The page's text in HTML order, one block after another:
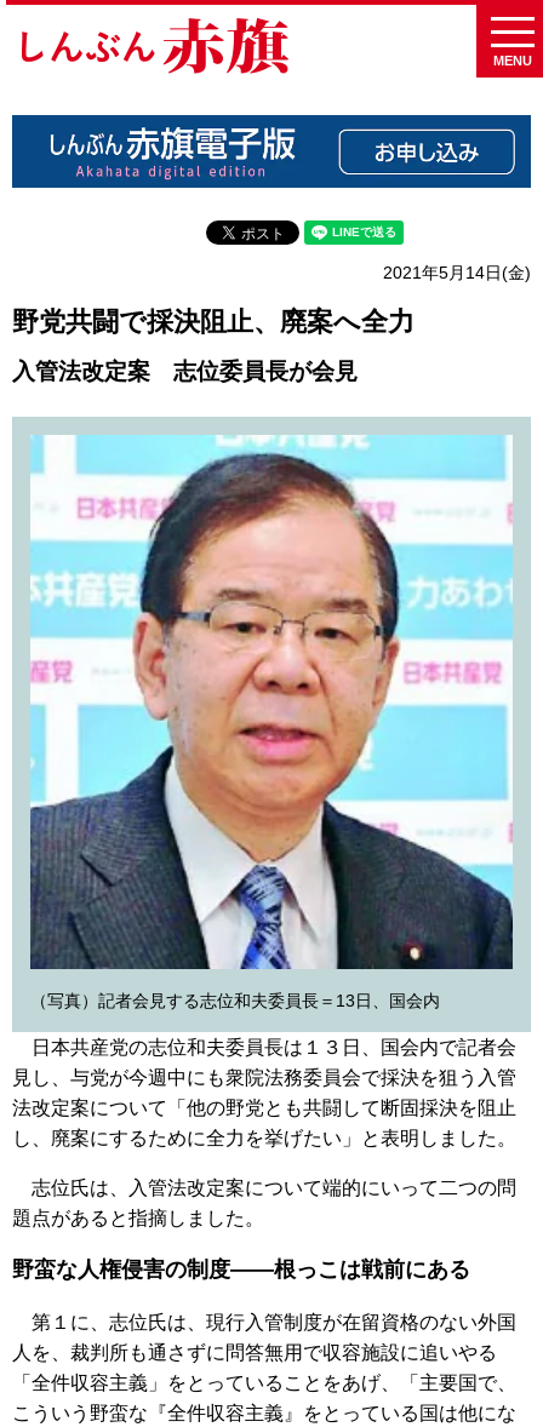
MENU
2021年5月14日(金)
野党共闘で採決阻止、廃案へ全力
入管法改定案 志位委員長が会見
（写真）記者会見する志位和夫委員長＝13日、国会内
日本共産党の志位和夫委員長は１３日、国会内で記者会
見し、与党が今週中にも衆院法務委員会で採決を狙う入管
法改定案について「他の野党とも共闘して断固採決を阻止
し、廃案にするために全力を挙げたい」と表明しました。
志位氏は、入管法改定案について端的にいって二つの問
題点があると指摘しました。
野蛮な人権侵害の制度――根っこは戦前にある
第１に、志位氏は、現行入管制度が在留資格のない外国
人を、裁判所も通さずに問答無用で収容施設に追いやる
「全件収容主義」をとっていることをあげ、「主要国で、
こういう野蛮な『全件収容主義』をとっている国は他にな